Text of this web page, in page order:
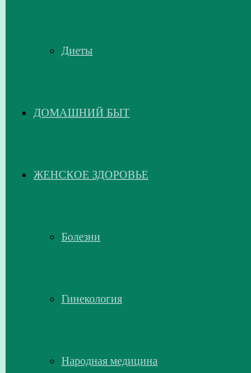
Диеты
ДОМАШНИЙ БЫТ
ЖЕНСКОЕ ЗДОРОВЬЕ
Болезни
Гинекология
Народная медицина